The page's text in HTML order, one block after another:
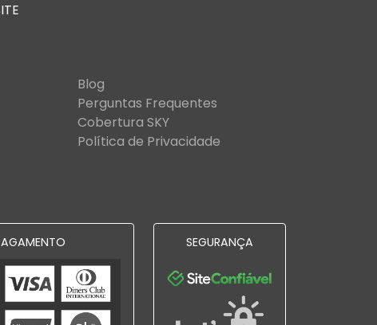
Blog
Perguntas Frequentes
Cobertura SKY
Política de Privacidade
SEGURANÇA